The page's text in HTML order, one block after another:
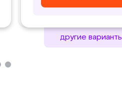
другие